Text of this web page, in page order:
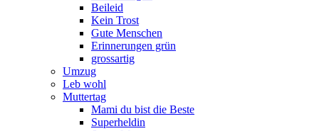
Beileid
Kein Trost
Gute Menschen
Erinnerungen grün
grossartig
Umzug
Leb wohl
Muttertag
Mami du bist die Beste
Superheldin